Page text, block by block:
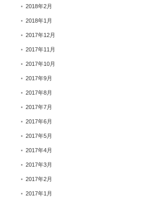
2018年2月
2018年1月
2017年12月
2017年11月
2017年10月
2017年9月
2017年8月
2017年7月
2017年6月
2017年5月
2017年4月
2017年3月
2017年2月
2017年1月